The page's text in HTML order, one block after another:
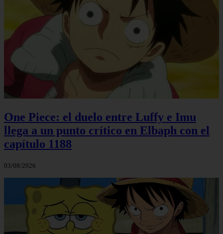
One Piece: el duelo entre Luffy e Imu
llega a un punto crítico en Elbaph con el
capítulo 1188
03/08/2026